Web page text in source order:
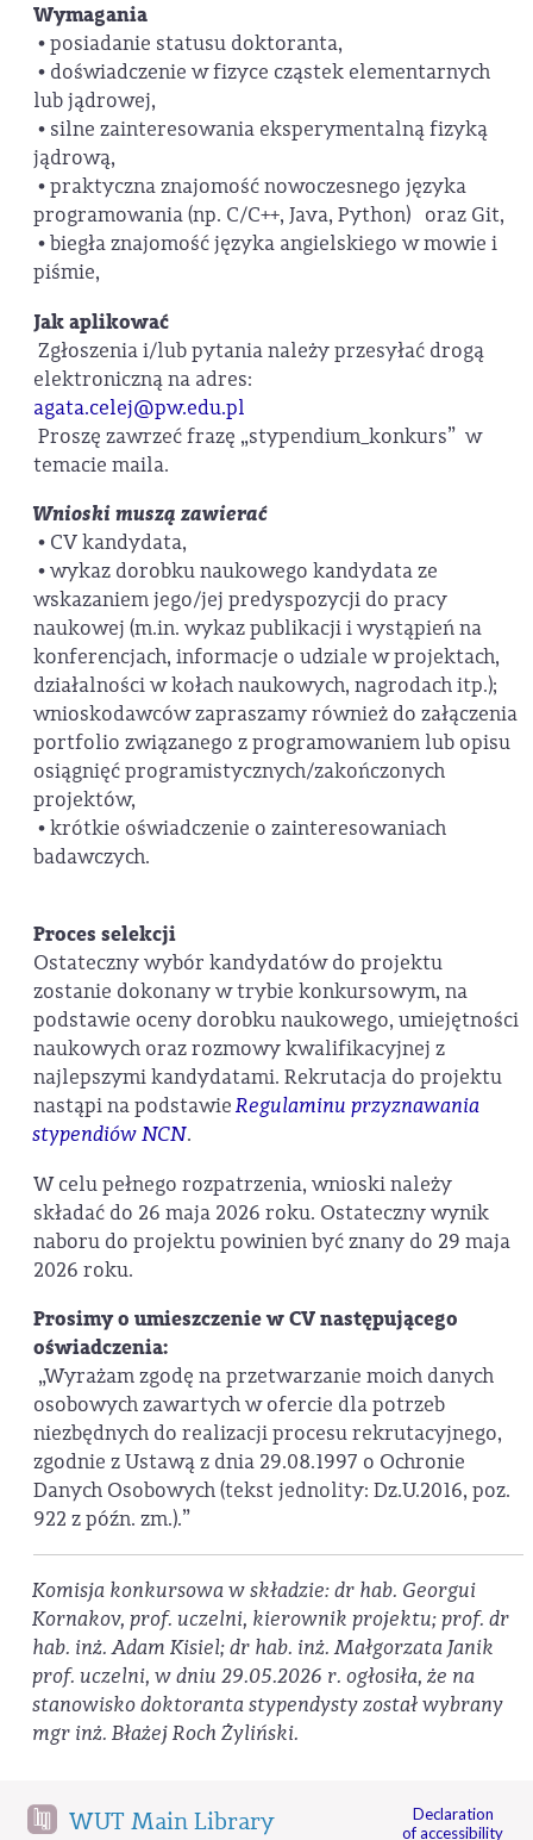
Wymagania
• posiadanie statusu doktoranta,
• doświadczenie w fizyce cząstek elementarnych
lub jądrowej,
• silne zainteresowania eksperymentalną fizyką
jądrową,
• praktyczna znajomość nowoczesnego języka
programowania (np. C/C++, Java, Python) oraz Git,
• biegła znajomość języka angielskiego w mowie i
piśmie,
Jak aplikować
Zgłoszenia i/lub pytania należy przesyłać drogą
elektroniczną na adres:
agata.celej@pw.edu.pl
Proszę zawrzeć frazę „stypendium­_konkurs” w
temacie maila.
Wnioski muszą zawierać
• CV kandydata,
• wykaz dorobku naukowego kandydata ze
wskazaniem jego/jej predyspozycji do pracy
naukowej (m.in. wykaz publikacji i wystąpień na
konferencjach, informacje o udziale w projektach,
działalności w kołach naukowych, nagrodach itp.);
wnioskodawców zapraszamy również do załączenia
portfolio związanego z programowaniem lub opisu
osiągnięć programistycznych/zakończonych
projektów,
• krótkie oświadczenie o zainteresowaniach
badawczych.
Proces selekcji
Ostateczny wybór kandydatów do projektu
zostanie dokonany w trybie konkursowym, na
podstawie oceny dorobku naukowego, umiejętności
naukowych oraz rozmowy kwalifikacyjnej z
najlepszymi kandydatami. Rekrutacja do projektu
nastąpi na podstawieRegulaminu przyznawania
stypendiów NCN.
W celu pełnego rozpatrzenia, wnioski należy
składać do 26 maja 2026 roku. Ostateczny wynik
naboru do projektu powinien być znany do 29 maja
2026 roku.
Prosimy o umieszczenie w CV następującego
oświadczenia:
„Wyrażam zgodę na przetwarzanie moich danych
osobowych zawartych w ofercie dla potrzeb
niezbędnych do realizacji procesu rekrutacyjnego,
zgodnie z Ustawą z dnia 29.08.1997 o Ochronie
Danych Osobowych (tekst jednolity: Dz.U.2016, poz.
922 z późn. zm.).”
Komisja konkursowa w składzie: dr hab. Georgui
Kornakov, prof. uczelni, kierownik projektu; prof. dr
hab. inż. Adam Kisiel; dr hab. inż. Małgorzata Janik
prof. uczelni, w dniu 29.05.2026 r. ogłosiła, że na
stanowisko doktoranta stypendysty został wybrany
mgr inż. Błażej Roch Żyliński.
WUT Main Library
Declaration
of accessibility